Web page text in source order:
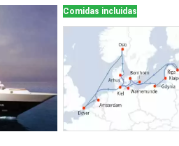
Comidas incluidas